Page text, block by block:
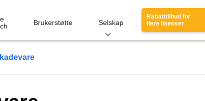
Brukerstøtte Selskap
Rabatttilbud for
flere lisenser